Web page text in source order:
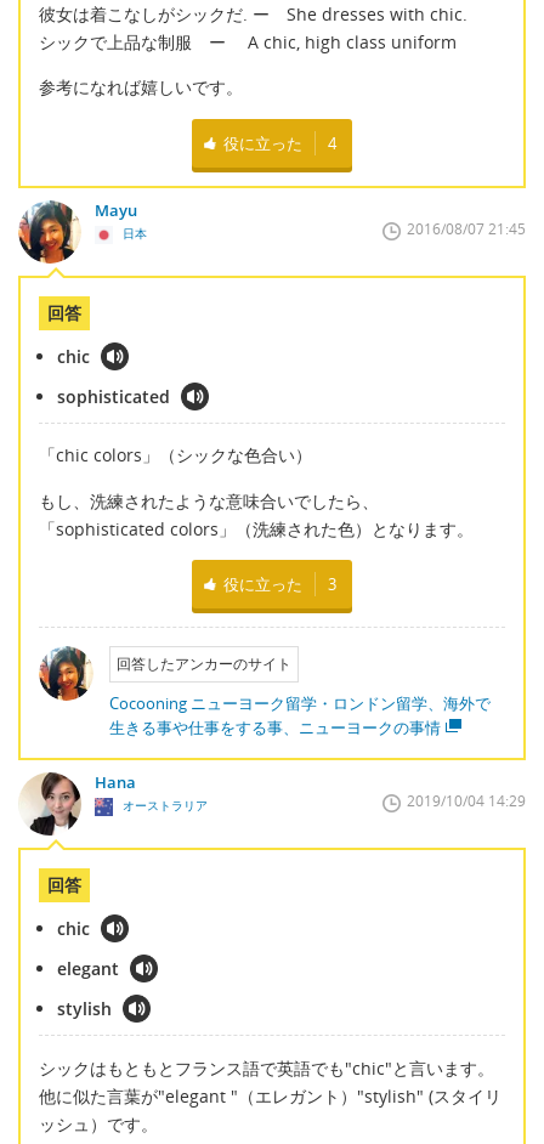
彼女は着こなしがシックだ. ー She dresses with chic.
シックで上品な制服 ー A chic, high class uniform
参考になれば嬉しいです。
役に立った 4
Mayu
日本 2016/08/07 21:45
回答
chic
sophisticated
「chic colors」（シックな色合い）
もし、洗練されたような意味合いでしたら、
「sophisticated colors」（洗練された色）となります。
役に立った 3
回答したアンカーのサイト
Cocooning ニューヨーク留学・ロンドン留学、海外で
生きる事や仕事をする事、ニューヨークの事情
Hana
オーストラリア 2019/10/04 14:29
回答
chic
elegant
stylish
シックはもともとフランス語で英語でも"chic"と言います。
他に似た言葉が"elegant "（エレガント）"stylish" (スタイリ
ッシュ）です。